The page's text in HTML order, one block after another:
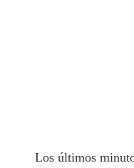
Los últimos